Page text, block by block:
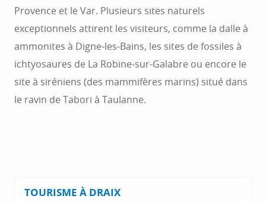
Provence et le Var. Plusieurs sites naturels
exceptionnels attirent les visiteurs, comme la dalle à
ammonites à Digne-les-Bains, les sites de fossiles à
ichtyosaures de La Robine-sur-Galabre ou encore le
site à siréniens (des mammifères marins) situé dans
le ravin de Tabori à Taulanne.
TOURISME À DRAIX